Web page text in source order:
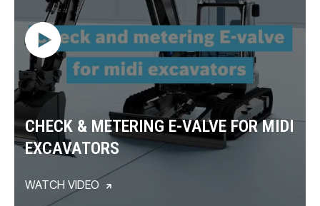
CHECK & METERING E-VALVE FOR MIDI
EXCAVATORS
WATCH VIDEO